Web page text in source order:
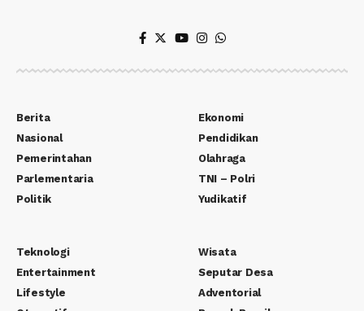
Berita
Nasional
Pemerintahan
Parlementaria
Politik
Ekonomi
Pendidikan
Olahraga
TNI – Polri
Yudikatif
Teknologi
Entertainment
Lifestyle
Wisata
Seputar Desa
Adventorial